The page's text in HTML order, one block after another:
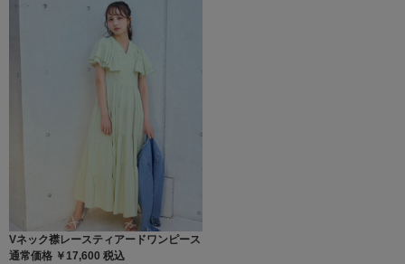
Vネック襟レースティアードワンピース
通常価格 ￥17,600 税込